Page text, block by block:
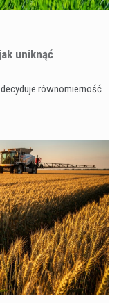
uniknąć
równomierność